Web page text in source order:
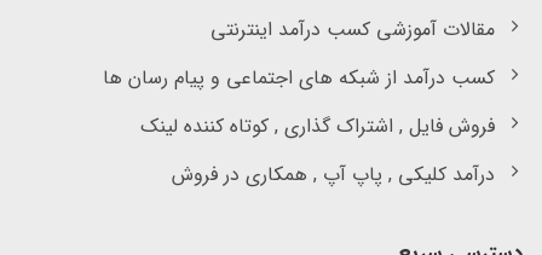
مقالات آموزشی کسب درآمد اینترنتی
کسب درآمد از شبکه های اجتماعی و پیام رسان ها
فروش فایل , اشتراک گذاری , کوتاه کننده لینک
درآمد کلیکی , پاپ آپ , همکاری در فروش